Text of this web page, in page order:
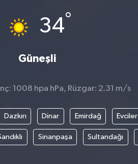
34°
Güneşli
1008 hpa hPa, Rüzgar: 2.31 m/s
Dazkırı Dinar Emirdağ Evciler
Sinanpaşa Sultandağı